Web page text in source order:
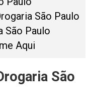
São Paulo
São Paulo
Aqui
São